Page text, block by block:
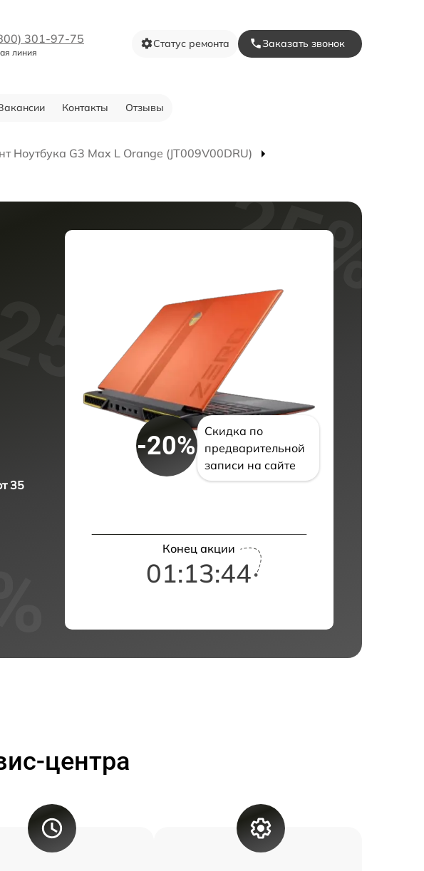
301-97-75
линия
Статус ремонта Заказать звонок
Контакты Отзывы
Ноутбука G3 Max L Orange (JT009V00DRU)
35
-20%
Скидка по
предварительной
записи на сайте
Конец акции
01:13:43
центра